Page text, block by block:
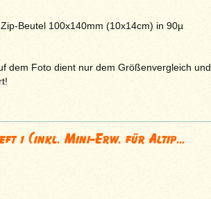
Beutel 100x140mm (10x14cm) in 90µ
dem Foto dient nur dem Größenvergleich und
1 (inkl. Mini-Erw. für Altip...